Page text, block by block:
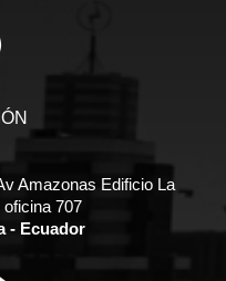
Amazonas Edificio La
oficina 707
- Ecuador